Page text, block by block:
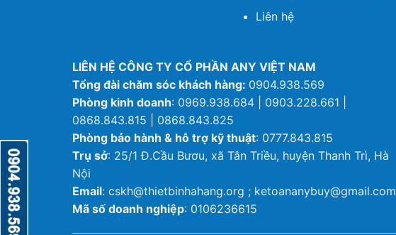
Liên hệ
LIÊN HỆ CÔNG TY CỔ PHẦN ANY VIỆT NAM
Tổng đài chăm sóc khách hàng: 0904.938.569
Phòng kinh doanh: 0969.938.684 | 0903.228.661 |
0868.843.815 | 0868.843.825
Phòng bảo hành & hỗ trợ kỹ thuật: 0777.843.815
Trụ sở: 25/1 Đ.Cầu Bươu, xã Tân Triều, huyện Thanh Trì, Hà
Nội
Email: cskh@thietbinhahang.org ; ketoananybuy@gmail.com
Mã số doanh nghiệp: 0106236615